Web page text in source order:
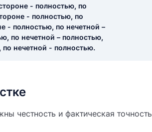
- полностью, по
- полностью, по
- полностью, по нечетной –
по нечетной – полностью,
нечетной - полностью.
честность и фактическая точность